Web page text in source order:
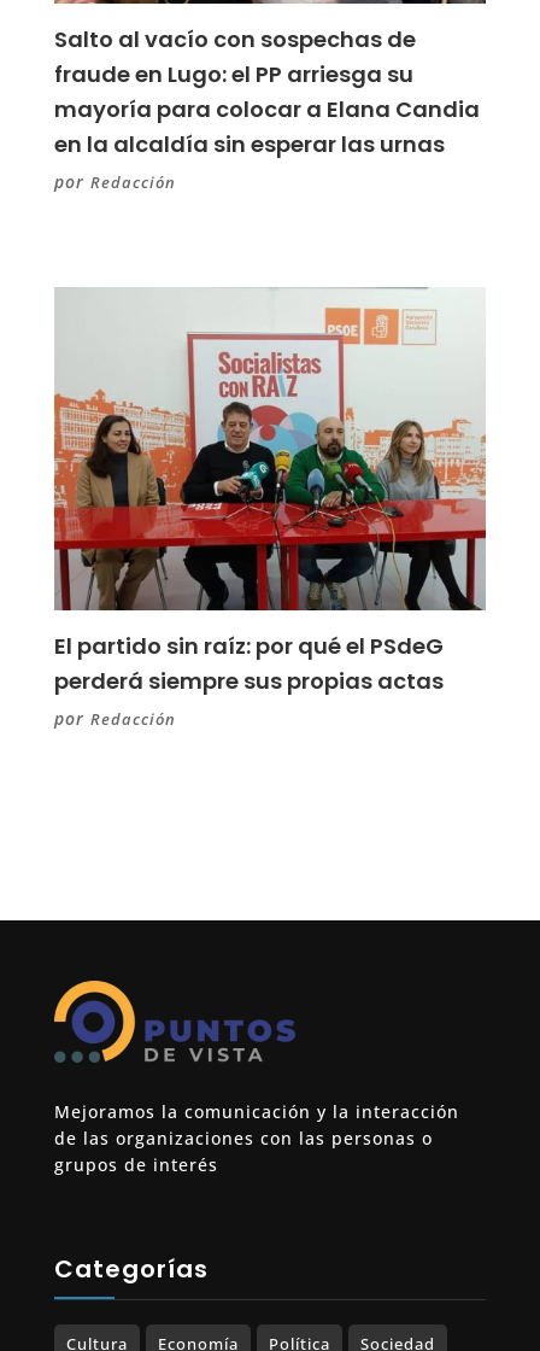
Salto al vacío con sospechas de
fraude en Lugo: el PP arriesga su
mayoría para colocar a Elana Candia
en la alcaldía sin esperar las urnas
por Redacción
El partido sin raíz: por qué el PSdeG
perderá siempre sus propias actas
por Redacción
Mejoramos la comunicación y la interacción
de las organizaciones con las personas o
grupos de interés
Categorías
Cultura Economía Política Sociedad